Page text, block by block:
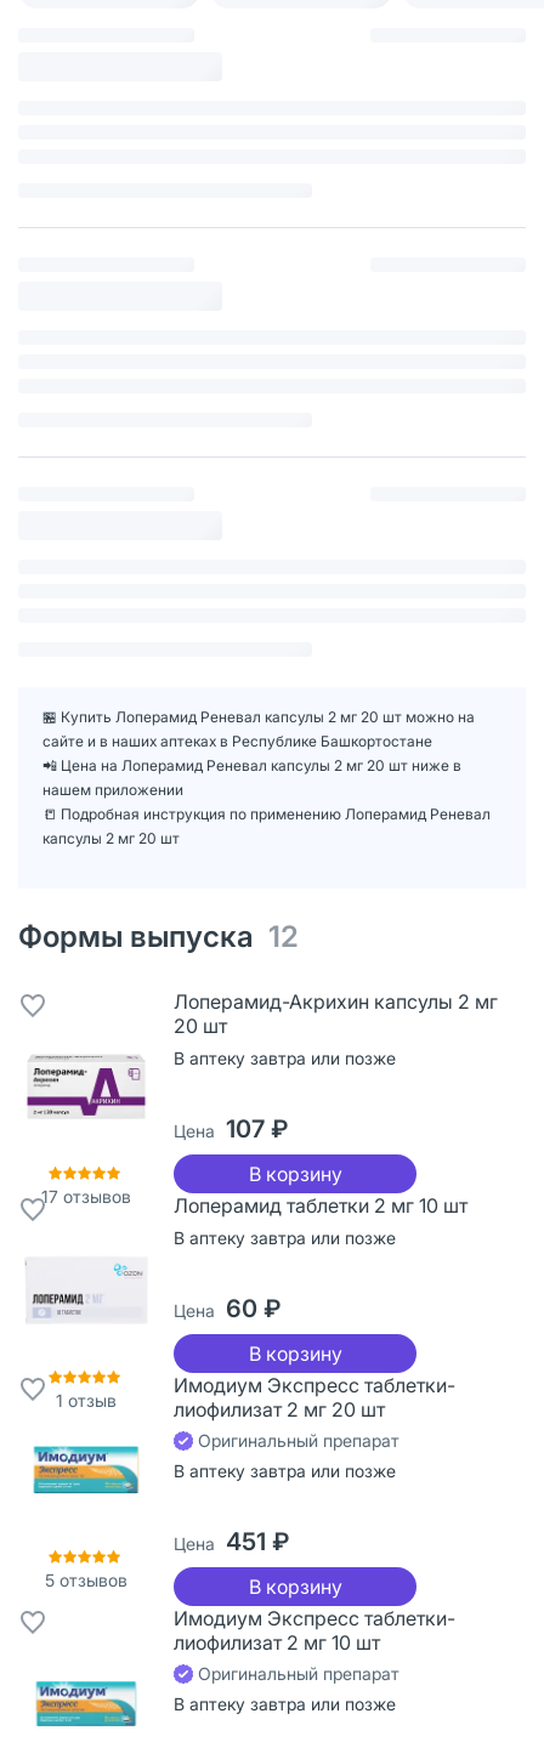
🏪 Купить Лоперамид Реневал капсулы 2 мг 20 шт можно на
сайте и в наших аптеках в Республике Башкортостане
📲 Цена на Лоперамид Реневал капсулы 2 мг 20 шт ниже в
нашем приложении
📒 Подробная инструкция по применению Лоперамид Реневал
капсулы 2 мг 20 шт
Формы выпуска 12
17 отзывов
Лоперамид-Акрихин капсулы 2 мг
20 шт
В аптеку завтра или позже
Цена 107 ₽
В корзину
1 отзыв
Лоперамид таблетки 2 мг 10 шт
В аптеку завтра или позже
Цена 60 ₽
В корзину
5 отзывов
Имодиум Экспресс таблетки-
лиофилизат 2 мг 20 шт
Оригинальный препарат
В аптеку завтра или позже
Цена 451 ₽
В корзину
Имодиум Экспресс таблетки-
лиофилизат 2 мг 10 шт
Оригинальный препарат
В аптеку завтра или позже